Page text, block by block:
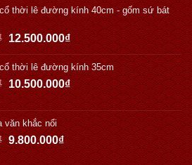
thời lê đường kính 40cm - gốm sứ bát
12.500.000₫
thời lê đường kính 35cm
10.500.000₫
văn khắc nổi
9.800.000₫